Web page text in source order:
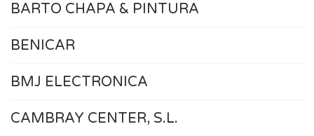
BARTO CHAPA & PINTURA
BENICAR
BMJ ELECTRONICA
CAMBRAY CENTER, S.L.